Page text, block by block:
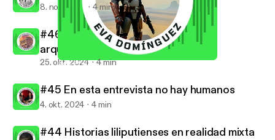
#43 El videojuego como plató de cine
8. nov. 2024 4 min
#46 Escaneo 3D contra el expolio
arqueológico
25. okt. 2024 4 min
#45 En esta entrevista no hay humanos
4. okt. 2024 4 min
#44 Historias liliputienses en realidad mixta